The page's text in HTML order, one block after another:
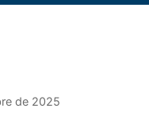
de 2025